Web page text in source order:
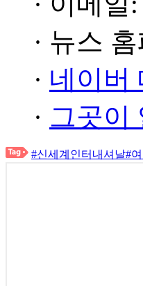
· 뉴스
· 네이버
· 그곳이
#신세계인터내셔날#